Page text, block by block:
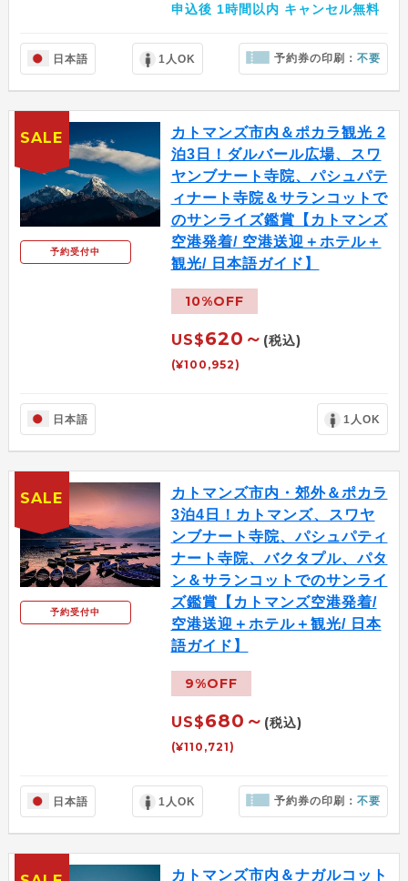
申込後 1時間以内 キャンセル無料
日本語 1人OK 予約券の印刷：不要
予約受付中
カトマンズ市内＆ポカラ観光 2
泊3日！ダルバール広場、スワ
ヤンブナート寺院、パシュパテ
ィナート寺院＆サランコットで
のサンライズ鑑賞【カトマンズ
空港発着/ 空港送迎＋ホテル＋
観光/ 日本語ガイド】
10%OFF
US$620～ (税込)
(¥100,952)
日本語 1人OK
SALE
予約受付中
カトマンズ市内・郊外＆ポカラ
3泊4日！カトマンズ、スワヤ
ンブナート寺院、パシュパティ
ナート寺院、バクタプル、パタ
ン＆サランコットでのサンライ
ズ鑑賞【カトマンズ空港発着/
空港送迎＋ホテル＋観光/ 日本
語ガイド】
9%OFF
US$680～ (税込)
(¥110,721)
日本語 1人OK 予約券の印刷：不要
SALE
カトマンズ市内＆ナガルコット